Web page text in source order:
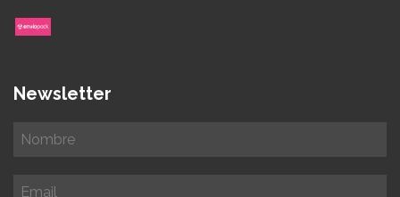
Newsletter